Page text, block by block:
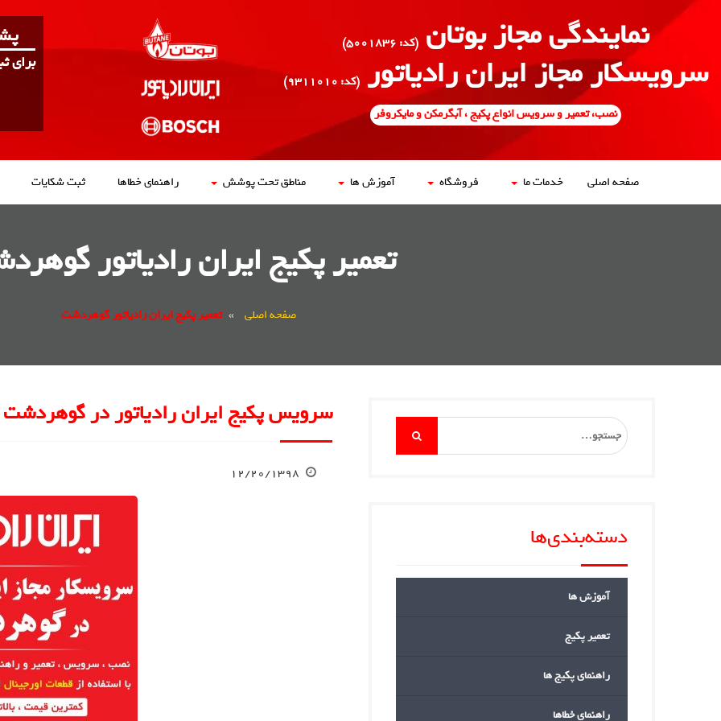
نمایندگی مجاز بوتان (کد: ۵۰۰۱۸۳۶)
سرویسکار مجاز ایران رادیاتور (کد: ۹۳۱۱۰۱۰)
نصب، تعمیر و سرویس انواع پکیج ، آبگرمکن و مایکروفر
برای
صفحه اصلی خدمات ما فروشگاه آموزش ها مناطق تحت پوشش راهنمای خطاها ثبت شکایات
تعمیر پکیج ایران رادیاتور
صفحه اصلی » تعمیر پکیج ایران رادیاتور گوهردشت
سرویس پکیج ایران رادیاتور در
۱۲/۲۰/۱۳۹۸
Search
for:
دسته‌بندی‌ها
آموزش ها
تعمیر پکیج
راهنمای پکیج ها
راهنمای خطاها